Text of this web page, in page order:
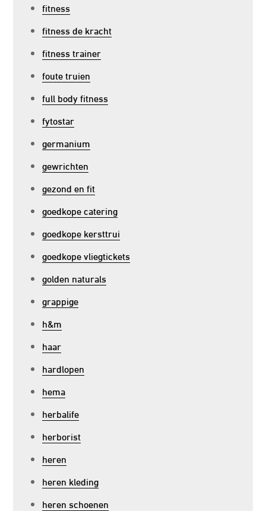
fitness
fitness de kracht
fitness trainer
foute truien
full body fitness
fytostar
germanium
gewrichten
gezond en fit
goedkope catering
goedkope kersttrui
goedkope vliegtickets
golden naturals
grappige
h&m
haar
hardlopen
hema
herbalife
herborist
heren
heren kleding
heren schoenen